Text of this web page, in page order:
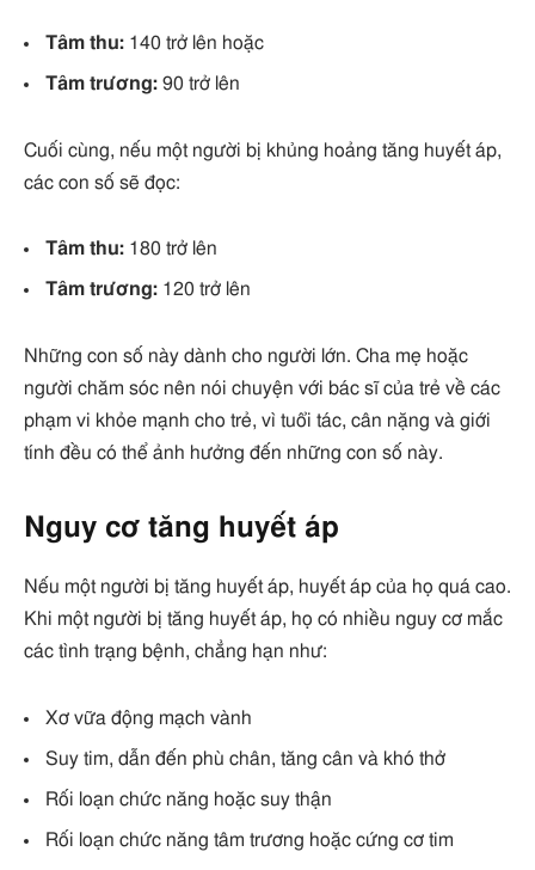
Tâm thu: 140 trở lên hoặc
Tâm trương: 90 trở lên
Cuối cùng, nếu một người bị khủng hoảng tăng huyết áp,
các con số sẽ đọc:
Tâm thu: 180 trở lên
Tâm trương: 120 trở lên
Những con số này dành cho người lớn. Cha mẹ hoặc
người chăm sóc nên nói chuyện với bác sĩ của trẻ về các
phạm vi khỏe mạnh cho trẻ, vì tuổi tác, cân nặng và giới
tính đều có thể ảnh hưởng đến những con số này.
Nguy cơ tăng huyết áp
Nếu một người bị tăng huyết áp, huyết áp của họ quá cao.
Khi một người bị tăng huyết áp, họ có nhiều nguy cơ mắc
các tình trạng bệnh, chẳng hạn như:
Xơ vữa động mạch vành
Suy tim, dẫn đến phù chân, tăng cân và khó thở
Rối loạn chức năng hoặc suy thận
Rối loạn chức năng tâm trương hoặc cứng cơ tim